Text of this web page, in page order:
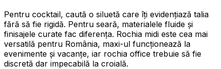
Pentru cocktail, caută o siluetă care îți evidențiază talia
fără să fie rigidă. Pentru seară, materialele fluide și
finisajele curate fac diferența. Rochia midi este cea mai
versatilă pentru România, maxi-ul funcționează la
evenimente și vacanțe, iar rochia office trebuie să fie
discretă dar impecabilă la croială.